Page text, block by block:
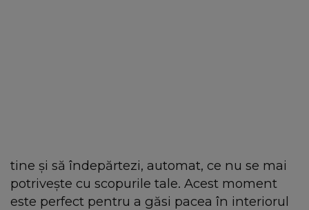
tine și să îndepărtezi, automat, ce nu se mai
potrivește cu scopurile tale. Acest moment
este perfect pentru a găsi pacea în interiorul